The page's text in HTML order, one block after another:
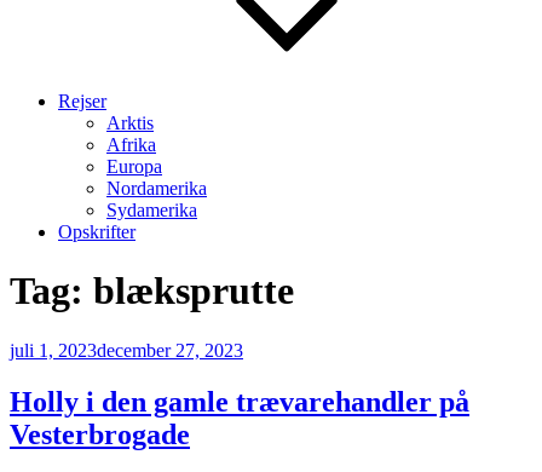
Rejser
Arktis
Afrika
Europa
Nordamerika
Sydamerika
Opskrifter
Tag: blæksprutte
Udgivet
juli 1, 2023december 27, 2023
Holly i den gamle trævarehandler på
Vesterbrogade